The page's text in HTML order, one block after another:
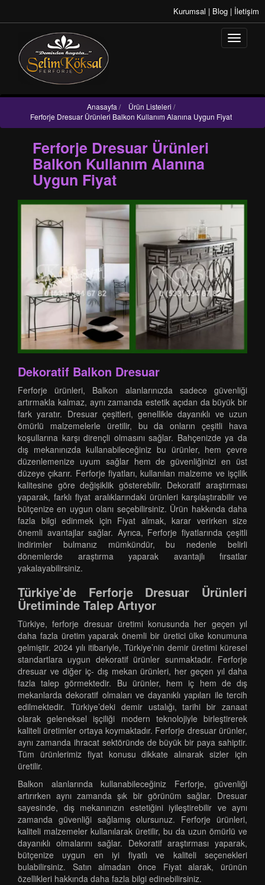
Kurumsal | Blog | İletişim
Anasayfa / Ürün Listeleri /
Ferforje Dresuar Ürünleri Balkon Kullanım Alanına Uygun Fiyat
Ferforje Dresuar Ürünleri
Balkon Kullanım Alanına
Uygun Fiyat
Dekoratif Balkon Dresuar
Ferforje ürünleri, Balkon alanlarınızda sadece güvenliği
artırmakla kalmaz, aynı zamanda estetik açıdan da büyük bir
fark yaratır. Dresuar çeşitleri, genellikle dayanıklı ve uzun
ömürlü malzemelerle üretilir, bu da onların çeşitli hava
koşullarına karşı dirençli olmasını sağlar. Bahçenizde ya da
dış mekanınızda kullanabileceğiniz bu ürünler, hem çevre
düzenlemenize uyum sağlar hem de güvenliğinizi en üst
düzeye çıkarır. Ferforje fiyatları, kullanılan malzeme ve işçilik
kalitesine göre değişiklik gösterebilir. Dekoratif araştırması
yaparak, farklı fiyat aralıklarındaki ürünleri karşılaştırabilir ve
bütçenize en uygun olanı seçebilirsiniz. Ürün hakkında daha
fazla bilgi edinmek için Fiyat almak, karar verirken size
önemli avantajlar sağlar. Ayrıca, Ferforje fiyatlarında çeşitli
indirimler bulmanız mümkündür, bu nedenle belirli
dönemlerde araştırma yaparak avantajlı fırsatlar
yakalayabilirsiniz.
Türkiye’de Ferforje Dresuar Ürünleri
Üretiminde Talep Artıyor
Türkiye, ferforje dresuar üretimi konusunda her geçen yıl
daha fazla üretim yaparak önemli bir üretici ülke konumuna
gelmiştir. 2024 yılı itibariyle, Türkiye’nin demir üretimi küresel
standartlara uygun dekoratif ürünler sunmaktadır. Ferforje
dresuar ve diğer iç- dış mekan ürünleri, her geçen yıl daha
fazla talep görmektedir. Bu ürünler, hem iç hem de dış
mekanlarda dekoratif olmaları ve dayanıklı yapıları ile tercih
edilmektedir. Türkiye’deki demir ustalığı, tarihi bir zanaat
olarak geleneksel işçiliği modern teknolojiyle birleştirerek
kaliteli üretimler ortaya koymaktadır. Ferforje dresuar ürünler,
aynı zamanda ihracat sektöründe de büyük bir paya sahiptir.
Tüm ürünlerimiz fiyat konusu dikkate alınarak sizler için
üretilir.
Balkon alanlarında kullanabileceğiniz Ferforje, güvenliği
artırırken aynı zamanda şık bir görünüm sağlar. Dresuar
sayesinde, dış mekanınızın estetiğini iyileştirebilir ve aynı
zamanda güvenliği sağlamış olursunuz. Ferforje ürünleri,
kaliteli malzemeler kullanılarak üretilir, bu da uzun ömürlü ve
dayanıklı olmalarını sağlar. Dekoratif araştırması yaparak,
bütçenize uygun en iyi fiyatlı ve kaliteli seçenekleri
bulabilirsiniz. Satın almadan önce Fiyat alarak, ürünün
özellikleri hakkında daha fazla bilgi edinebilirsiniz.